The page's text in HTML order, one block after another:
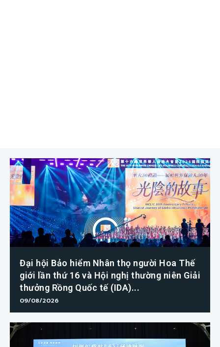
Đại hội Bảo hiểm Nhân thọ người Hoa Thế
giới lần thứ 16 và Hội nghị thường niên Giải
thưởng Rồng Quốc tế (IDA)...
09/08/2026